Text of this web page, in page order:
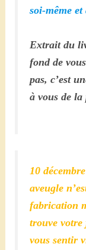
soi-même et
Extrait du
fond de
pas, c’est
à vous de
10
aveugle
fabrication
trouve votre
vous sentir